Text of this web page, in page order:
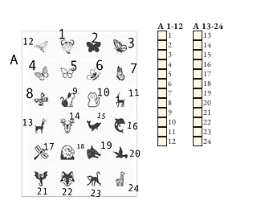
A 1-12
1
2
3
4
5
6
7
8
9
10
11
12
A 13-24
13
14
15
16
17
18
19
20
21
22
23
24